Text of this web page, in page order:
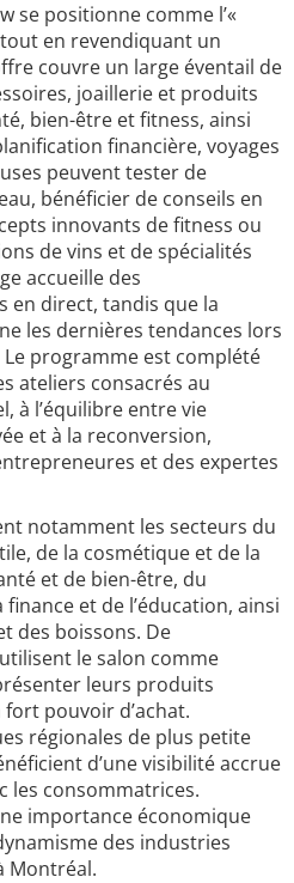
se positionne comme l’«
tout en revendiquant un
couvre un large éventail de
joaillerie et produits
bien-être et fitness, ainsi
financière, voyages
peuvent tester de
bénéficier de conseils en
innovants de fitness ou
de vins et de spécialités
accueille des
en direct, tandis que la
les dernières tendances lors
programme est complété
ateliers consacrés au
à l’équilibre entre vie
et à la reconversion,
et des expertes
notamment les secteurs du
de la cosmétique et de la
et de bien-être, du
et de l’éducation, ainsi
des boissons. De
le salon comme
leurs produits
pouvoir d’achat.
régionales de plus petite
d’une visibilité accrue
les consommatrices.
importance économique
des industries
Montréal.